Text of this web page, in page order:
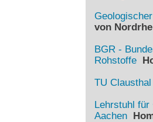
von
BGR -
Rohstoffe
TU Clausthal
Lehrstuhl für
Aachen